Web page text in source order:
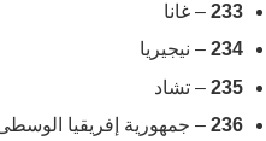
233 – غانا
234 – نيجيريا
235 – تشاد
236 – جمهورية إفريقيا